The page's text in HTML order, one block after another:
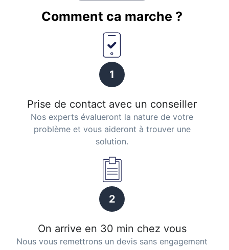
Comment ca marche ?
1
Prise de contact avec un conseiller
Nos experts évalueront la nature de votre
problème et vous aideront à trouver une
solution.
2
On arrive en 30 min chez vous
Nous vous remettrons un devis sans engagement